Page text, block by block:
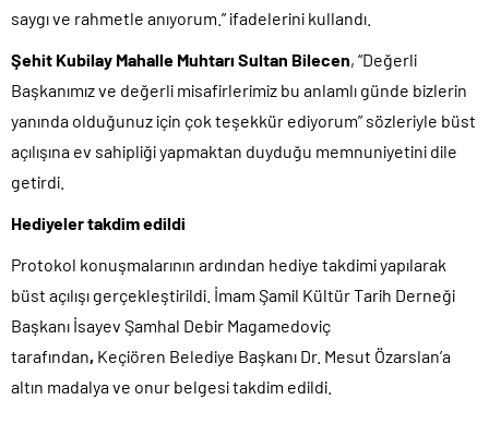
saygı ve rahmetle anıyorum.” ifadelerini kullandı.
Şehit Kubilay Mahalle Muhtarı Sultan Bilecen, “Değerli
Başkanımız ve değerli misafirlerimiz bu anlamlı günde bizlerin
yanında olduğunuz için çok teşekkür ediyorum” sözleriyle büst
açılışına ev sahipliği yapmaktan duyduğu memnuniyetini dile
getirdi.
Hediyeler takdim edildi
Protokol konuşmalarının ardından hediye takdimi yapılarak
büst açılışı gerçekleştirildi. İmam Şamil Kültür Tarih Derneği
Başkanı İsayev Şamhal Debir Magamedoviç
tarafından, Keçiören Belediye Başkanı Dr. Mesut Özarslan’a
altın madalya ve onur belgesi takdim edildi.